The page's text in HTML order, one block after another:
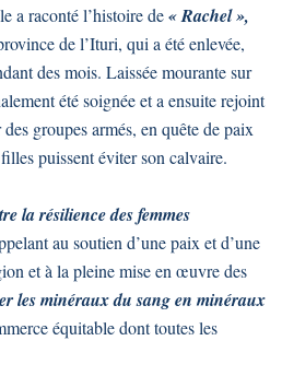
a raconté l’histoire de« Rachel »,
de l’Ituri, qui a été enlevée,
des mois. Laissée mourante sur
été soignée et a ensuite rejoint
groupes armés, en quête de paix
puissent éviter son calvaire.
la résilience des femmes
au soutien d’une paix et d’une
et à la pleine mise en œuvre des
les minéraux du sang en minéraux
équitable dont toutes les